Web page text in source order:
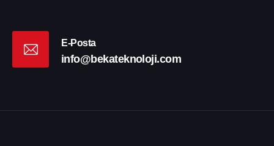
E-Posta
info@bekateknoloji.com